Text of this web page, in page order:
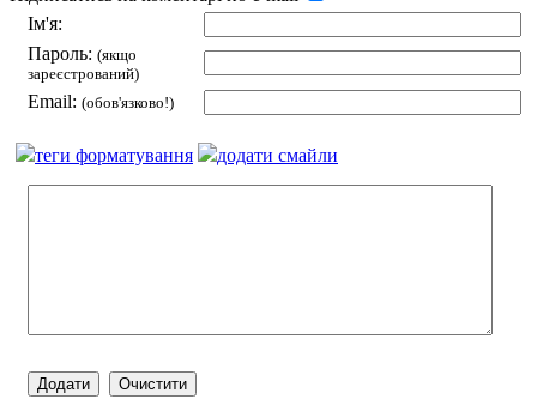
Ім'я:
Пароль: (якщо
зареєстрований)
Email: (обов'язково!)
теги форматування додати смайли